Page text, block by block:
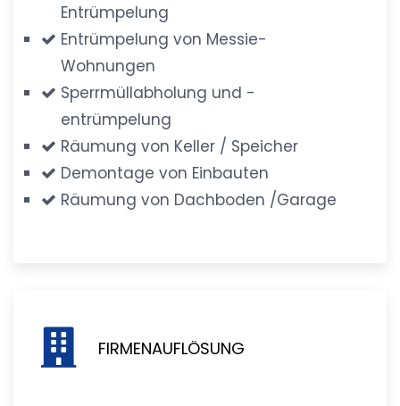
Entrümpelung
Entrümpelung von Messie-
Wohnungen
Sperrmüllabholung und -
entrümpelung
Räumung von Keller / Speicher
Demontage von Einbauten
Räumung von Dachboden /Garage
FIRMENAUFLÖSUNG